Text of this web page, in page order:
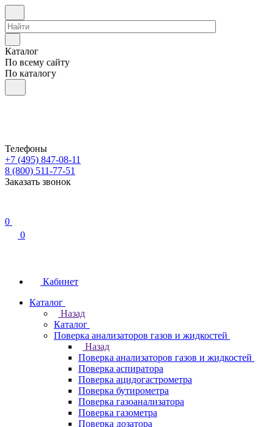
Каталог
По всему сайту
По каталогу
Телефоны
+7 (495) 847-08-11
8 (800) 511-77-51
Заказать звонок
0
0
Кабинет
Каталог
Назад
Каталог
Поверка анализаторов газов и жидкостей
Назад
Поверка анализаторов газов и жидкостей
Поверка аспиратора
Поверка ацидогастрометра
Поверка бутирометра
Поверка газоанализатора
Поверка газометра
Поверка дозатора